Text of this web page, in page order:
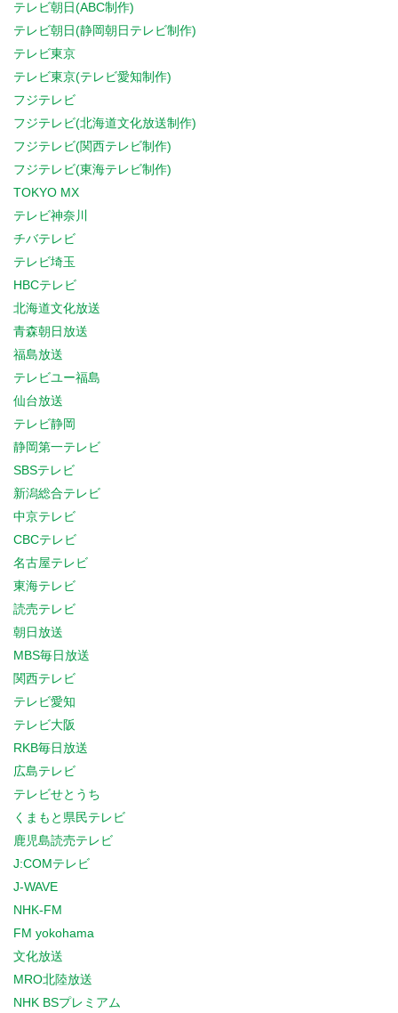
テレビ朝日(ABC制作)
テレビ朝日(静岡朝日テレビ制作)
テレビ東京
テレビ東京(テレビ愛知制作)
フジテレビ
フジテレビ(北海道文化放送制作)
フジテレビ(関西テレビ制作)
フジテレビ(東海テレビ制作)
TOKYO MX
テレビ神奈川
チバテレビ
テレビ埼玉
HBCテレビ
北海道文化放送
青森朝日放送
福島放送
テレビユー福島
仙台放送
テレビ静岡
静岡第一テレビ
SBSテレビ
新潟総合テレビ
中京テレビ
CBCテレビ
名古屋テレビ
東海テレビ
読売テレビ
朝日放送
MBS毎日放送
関西テレビ
テレビ愛知
テレビ大阪
RKB毎日放送
広島テレビ
テレビせとうち
くまもと県民テレビ
鹿児島読売テレビ
J:COMテレビ
J-WAVE
NHK-FM
FM yokohama
文化放送
MRO北陸放送
NHK BSプレミアム